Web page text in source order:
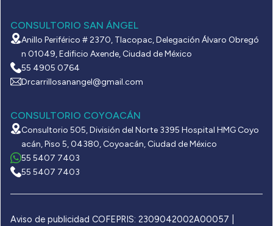
CONSULTORIO SAN ÁNGEL
Anillo Periférico # 2370, Tlacopac, Delegación Álvaro Obregó
n 01049, Edificio Axende, Ciudad de México
55 4905 0764
Drcarrillosanangel@gmail.com
CONSULTORIO COYOACÁN
Consultorio 505, División del Norte 3395 Hospital HMG Coyo
acán, Piso 5, 04380, Coyoacán, Ciudad de México
55 5407 7403
55 5407 7403
Aviso de publicidad COFEPRIS: 2309042002A00057 |